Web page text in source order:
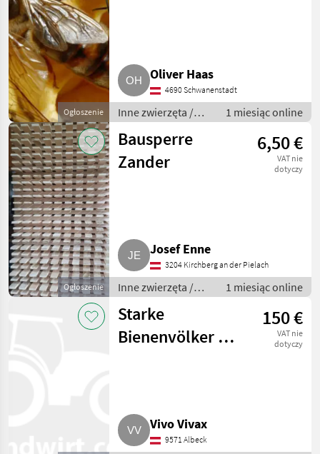
Ogłoszenie
Oliver Haas
4690 Schwanenstadt
Inne zwierzęta /
Pszczoły i
pszczelarstwo
1 miesiąc online
Ogłoszenie
Bausperre
Zander
6,50 €
VAT nie
dotyczy
Josef Enne
3204 Kirchberg an der Pielach
Inne zwierzęta /
Pszczoły i
pszczelarstwo
1 miesiąc online
Starke
Bienenvölker auf
150 €
VAT nie
dotyczy
Vivo Vivax
9571 Albeck